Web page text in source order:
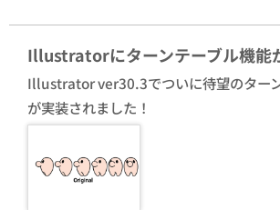
Illustratorにターンテーブル機能
Illustrator ver30.3でついに待望のター
が実装されました！